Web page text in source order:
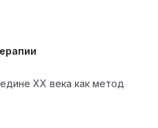
XX века как метод